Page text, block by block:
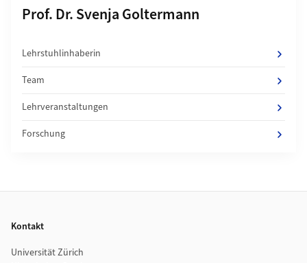
Unterseiten von
Prof. Dr. Svenja Goltermann
Lehrstuhlinhaberin
Team
Lehrveranstaltungen
Forschung
Kontakt
Universität Zürich